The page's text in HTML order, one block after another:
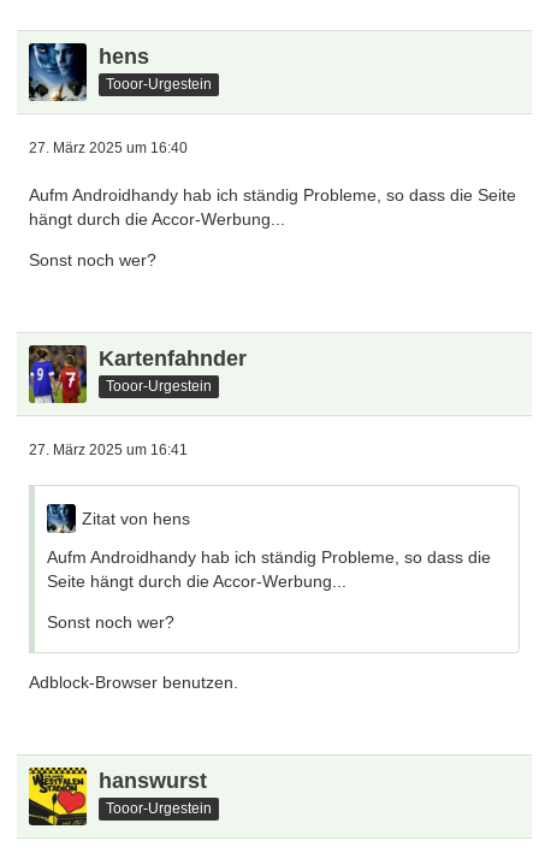
hens
Tooor-Urgestein
27. März 2025 um 16:40
Aufm Androidhandy hab ich ständig Probleme, so dass die Seite
hängt durch die Accor-Werbung...
Sonst noch wer?
Kartenfahnder
Tooor-Urgestein
27. März 2025 um 16:41
Zitat von hens
Aufm Androidhandy hab ich ständig Probleme, so dass die
Seite hängt durch die Accor-Werbung...
Sonst noch wer?
Adblock-Browser benutzen.
hanswurst
Tooor-Urgestein